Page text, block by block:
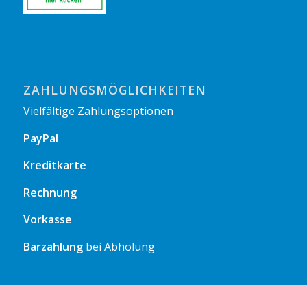
ZAHLUNGSMÖGLICHKEITEN
Vielfältige Zahlungsoptionen
PayPal
Kreditkarte
Rechnung
Vorkasse
Barzahlungbei Abholung